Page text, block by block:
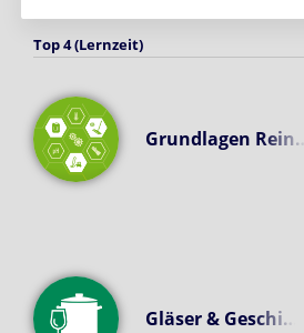
Top 4 (Lernzeit)
Grundlagen Rein…
Gläser & Geschi…